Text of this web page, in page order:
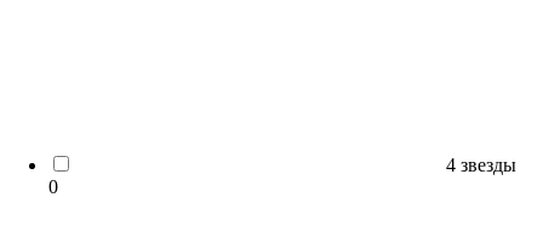
4 звезды
0